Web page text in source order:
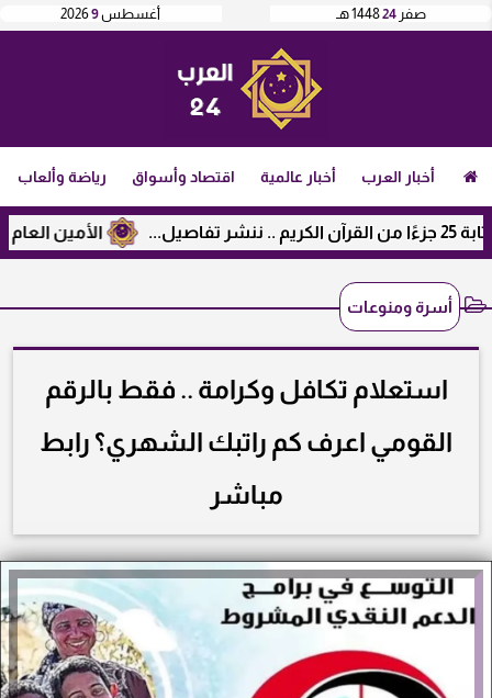
أغسطس9
2026 صفر 241448 هـ
أخبار العرب أخبار عالمية اقتصاد وأسواق رياضة وألعاب
الأمين العام
أسرة ومنوعات
استعلام تكافل وكرامة .. فقط بالرقم
القومي اعرف كم راتبك الشهري؟ رابط
مباشر